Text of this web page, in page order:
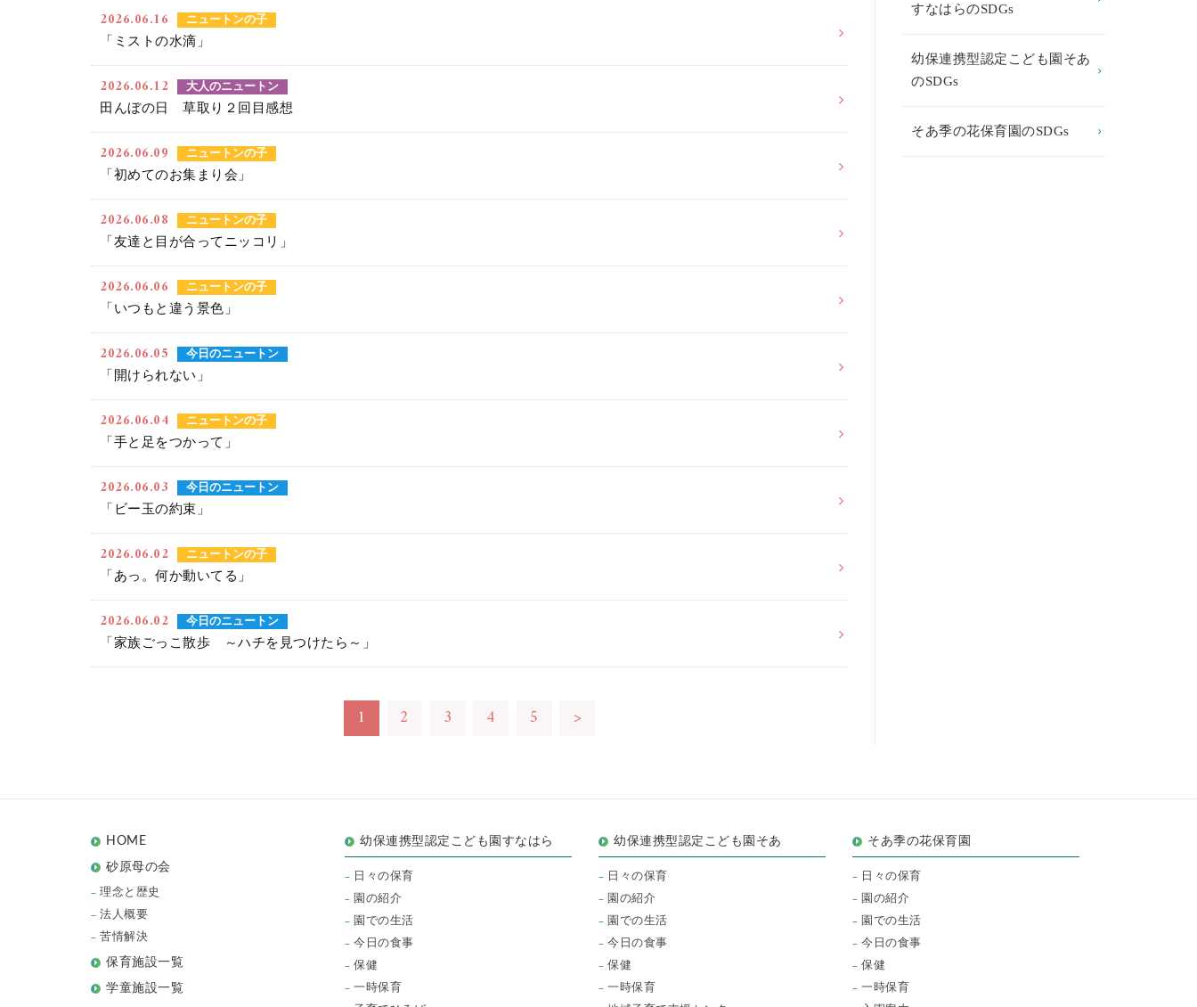
すなはらのSDGs
幼保連携型認定こども園そあ
のSDGs
そあ季の花保育園のSDGs
2026.06.16 ニュートンの子
「ミストの水滴」
2026.06.12 大人のニュートン
田んぼの日 草取り２回目感想
2026.06.09 ニュートンの子
「初めてのお集まり会」
2026.06.08 ニュートンの子
「友達と目が合ってニッコリ」
2026.06.06 ニュートンの子
「いつもと違う景色」
2026.06.05 今日のニュートン
「開けられない」
2026.06.04 ニュートンの子
「手と足をつかって」
2026.06.03 今日のニュートン
「ビー玉の約束」
2026.06.02 ニュートンの子
「あっ。何か動いてる」
2026.06.02 今日のニュートン
「家族ごっこ散歩 ～ハチを見つけたら～」
1 2 3 4 5 >
HOME
砂原母の会
理念と歴史
法人概要
苦情解決
保育施設一覧
学童施設一覧
幼保連携型認定こども園すなはら
日々の保育
園の紹介
園での生活
今日の食事
保健
一時保育
幼保連携型認定こども園そあ
日々の保育
園の紹介
園での生活
今日の食事
保健
一時保育
そあ季の花保育園
日々の保育
園の紹介
園での生活
今日の食事
保健
一時保育